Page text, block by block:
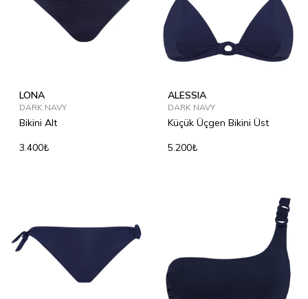
LONA
DARK NAVY
Bikini Alt
3.400₺
ALESSIA
DARK NAVY
Küçük Üçgen Bikini Üst
5.200₺